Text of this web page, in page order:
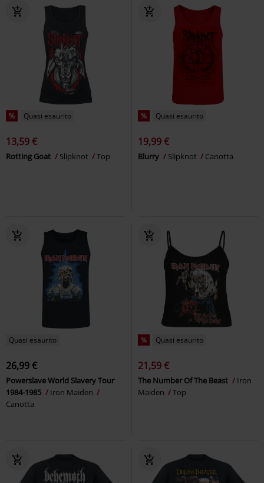
% Quasi esaurito
13,59 €
Rotting Goat Slipknot Top
% Quasi esaurito
19,99 €
Blurry Slipknot Canotta
Quasi esaurito
26,99 €
Powerslave World Slavery Tour
1984-1985
Iron Maiden
Canotta
% Quasi esaurito
21,59 €
The Number Of The Beast
Iron
Maiden
Top